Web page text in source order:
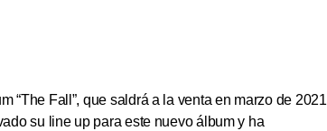
“The Fall”, que saldrá a la venta en marzo de 2021
su line up para este nuevo álbum y ha